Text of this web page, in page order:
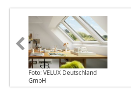
Foto: VELUX Deutschland
GmbH